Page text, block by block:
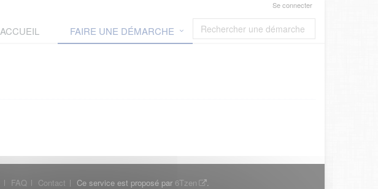
Se connecter
ACCUEIL FAIRE UNE DÉMARCHE
FAQ Contact Ce service est proposé par 6Tzen .